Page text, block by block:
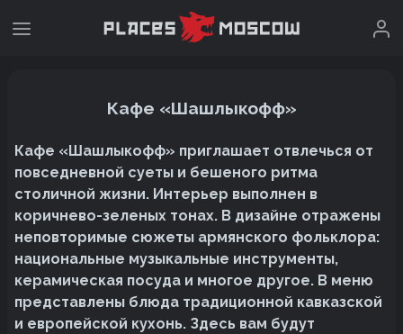
Кафе «Шашлыкофф»
Кафе «Шашлыкофф» приглашает отвлечься от
повседневной суеты и бешеного ритма
столичной жизни. Интерьер выполнен в
коричнево-зеленых тонах. В дизайне отражены
неповторимые сюжеты армянского фольклора:
национальные музыкальные инструменты,
керамическая посуда и многое другое. В меню
представлены блюда традиционной кавказской
и европейской кухонь. Здесь вам будут